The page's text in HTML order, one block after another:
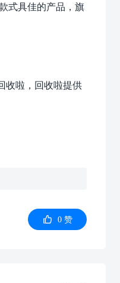
式具佳的产品，旗
收啦，回收啦提供
 0 赞